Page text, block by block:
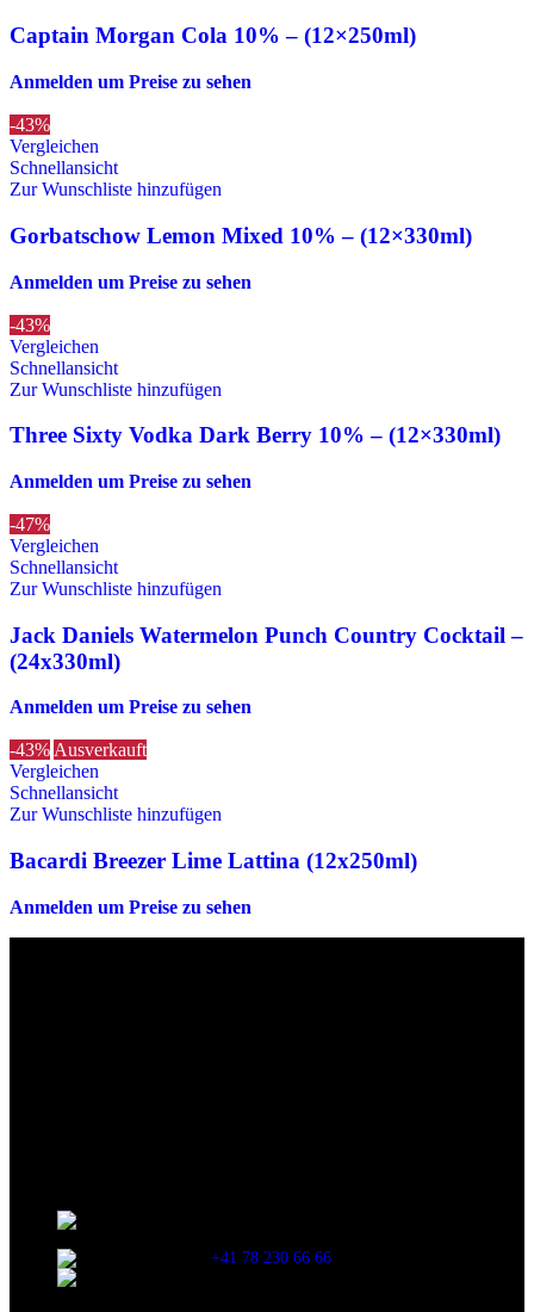
Captain Morgan Cola 10% – (12×250ml)
Anmelden um Preise zu sehen
-43%
Vergleichen
Schnellansicht
Zur Wunschliste hinzufügen
Gorbatschow Lemon Mixed 10% – (12×330ml)
Anmelden um Preise zu sehen
-43%
Vergleichen
Schnellansicht
Zur Wunschliste hinzufügen
Three Sixty Vodka Dark Berry 10% – (12×330ml)
Anmelden um Preise zu sehen
-47%
Vergleichen
Schnellansicht
Zur Wunschliste hinzufügen
Jack Daniels Watermelon Punch Country Cocktail –
(24x330ml)
Anmelden um Preise zu sehen
-43%Ausverkauft
Vergleichen
Schnellansicht
Zur Wunschliste hinzufügen
Bacardi Breezer Lime Lattina (12x250ml)
Anmelden um Preise zu sehen
+41 78 230 66 66